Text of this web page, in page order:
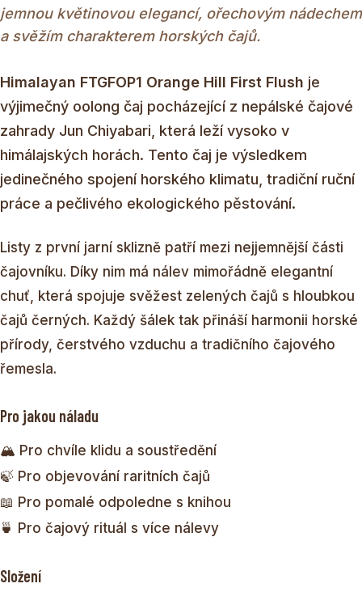
jemnou květinovou elegancí, ořechovým nádechem
a svěžím charakterem horských čajů.
Himalayan FTGFOP1 Orange Hill First Flush je
výjimečný oolong čaj pocházející z nepálské čajové
zahrady Jun Chiyabari, která leží vysoko v
himálajských horách. Tento čaj je výsledkem
jedinečného spojení horského klimatu, tradiční ruční
práce a pečlivého ekologického pěstování.
Listy z první jarní sklizně patří mezi nejjemnější části
čajovníku. Díky nim má nálev mimořádně elegantní
chuť, která spojuje svěžest zelených čajů s hloubkou
čajů černých. Každý šálek tak přináší harmonii horské
přírody, čerstvého vzduchu a tradičního čajového
řemesla.
Pro jakou náladu
🏔️ Pro chvíle klidu a soustředění
🍃 Pro objevování raritních čajů
📖 Pro pomalé odpoledne s knihou
🍵 Pro čajový rituál s více nálevy
Složení